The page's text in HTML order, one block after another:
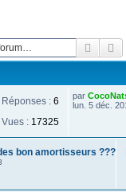
Réponses : 6
Vues : 17325
par
lun. 5 déc.
bon amortisseurs ???